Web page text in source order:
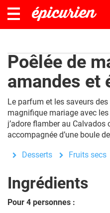
Poêlée de
amandes et
Le parfum et les saveurs
magnifique mariage avec
j’adore flamber au Calvados
accompagnée d’une boule
Desserts Fruits secs
Ingrédients
Pour 4 personnes :